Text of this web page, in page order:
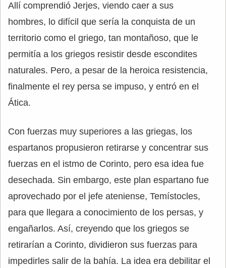
Allí comprendió Jerjes, viendo caer a sus
hombres, lo difícil que sería la conquista de un
territorio como el griego, tan montañoso, que le
permitía a los griegos resistir desde escondites
naturales. Pero, a pesar de la heroica resistencia,
finalmente el rey persa se impuso, y entró en el
Ática.
Con fuerzas muy superiores a las griegas, los
espartanos propusieron retirarse y concentrar sus
fuerzas en el istmo de Corinto, pero esa idea fue
desechada. Sin embargo, este plan espartano fue
aprovechado por el jefe ateniense, Temístocles,
para que llegara a conocimiento de los persas, y
engañarlos. Así, creyendo que los griegos se
retirarían a Corinto, dividieron sus fuerzas para
impedirles salir de la bahía. La idea era debilitar el